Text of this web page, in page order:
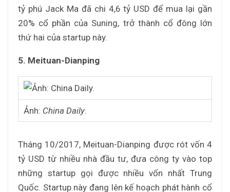
tỷ phú Jack Ma đã chi 4,6 tỷ USD để mua lại gần
20% cổ phần của Suning, trở thành cổ đông lớn
thứ hai của startup này.
5. Meituan-Dianping
Ảnh: China Daily.
Tháng 10/2017, Meituan-Dianping được rót vốn 4
tỷ USD từ nhiều nhà đầu tư, đưa công ty vào top
những startup gọi được nhiều vốn nhất Trung
Quốc. Startup này đang lên kế hoạch phát hành cổ